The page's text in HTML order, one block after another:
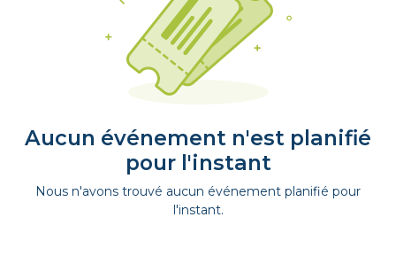
Aucun événement n'est planifié
pour l'instant
Nous n'avons trouvé aucun événement planifié pour
l'instant.